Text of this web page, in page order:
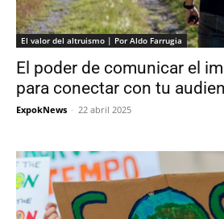
El valor del altruismo | Por Aldo Farrugia
El poder de comunicar el
para conectar con tu
ExpokNews - 22 abril 2025